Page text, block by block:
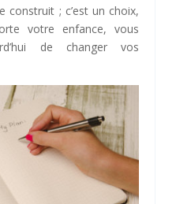
construit ; c’est un choix,
votre enfance, vous
de changer vos